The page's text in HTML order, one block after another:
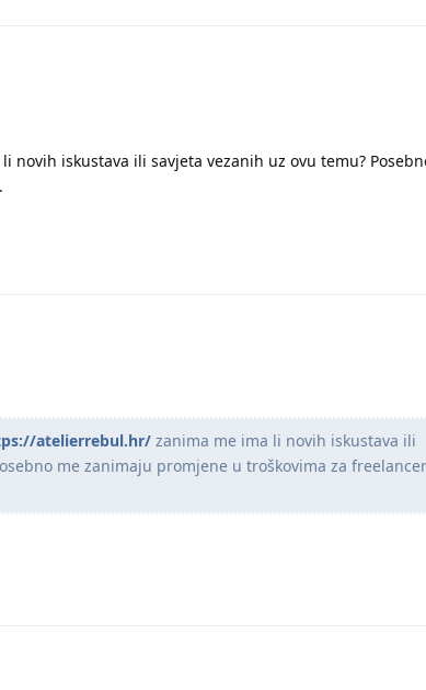
novih iskustava ili savjeta vezanih uz ovu temu?
atelierrebul.hr/ zanima me ima li novih iskustava ili
me zanimaju promjene u troškovima za